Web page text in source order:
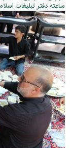
ساعته دفتر تبلیغات